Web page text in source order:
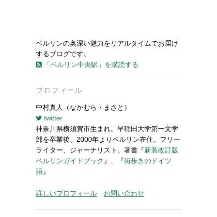
ベルリンの奥深い魅力をリアルタイムでお届け
するブログです。
「ベルリン中央駅」を購読する
プロフィール
中村真人（なかむら・まさと）
twitter
神奈川県横須賀市生まれ。早稲田大学第一文学
部を卒業後、2000年よりベルリン在住。フリー
ライター、ジャーナリスト。著書『新装改訂版
ベルリンガイドブック』、『街歩きのドイツ
語』
詳しいプロフィール お問い合わせ